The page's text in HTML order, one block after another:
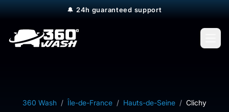
🔔 24h guaranteed support
360 Wash / Île-de-France / Hauts-de-Seine / Clichy